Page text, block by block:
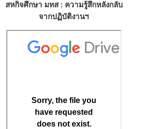
สหกิจศึกษา มทส : ความรู้สึกหลังกลับ
จากปฏิบัติงานฯ